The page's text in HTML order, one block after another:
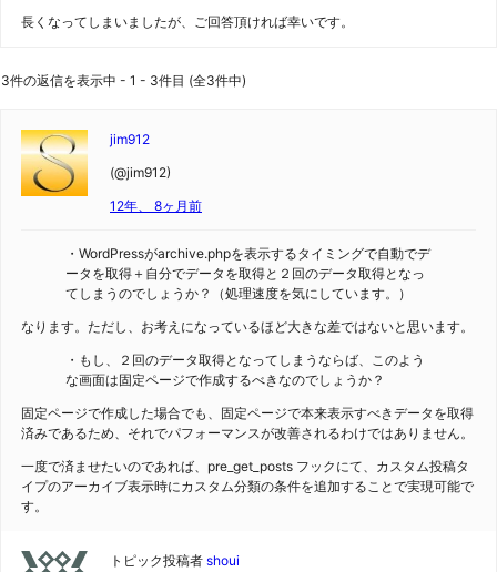
長くなってしまいましたが、ご回答頂ければ幸いです。
3件の返信を表示中 - 1 - 3件目 (全3件中)
jim912
(@jim912)
12年、 8ヶ月前
・WordPressがarchive.phpを表示するタイミングで自動でデ
ータを取得＋自分でデータを取得と２回のデータ取得となっ
てしまうのでしょうか？（処理速度を気にしています。）
なります。ただし、お考えになっているほど大きな差ではないと思います。
・もし、２回のデータ取得となってしまうならば、このよう
な画面は固定ページで作成するべきなのでしょうか？
固定ページで作成した場合でも、固定ページで本来表示すべきデータを取得
済みであるため、それでパフォーマンスが改善されるわけではありません。
一度で済ませたいのであれば、pre_get_posts フックにて、カスタム投稿タ
イプのアーカイブ表示時にカスタム分類の条件を追加することで実現可能で
す。
トピック投稿者 shoui